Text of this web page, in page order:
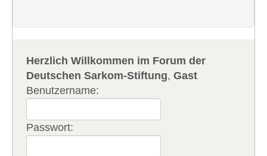
Herzlich Willkommen im Forum der
Deutschen Sarkom-Stiftung,Gast
Benutzername:
Passwort: